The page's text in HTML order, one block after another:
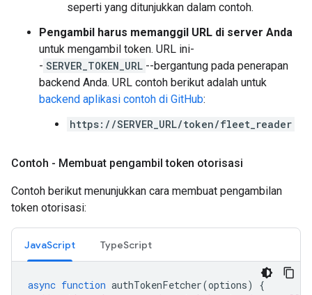
seperti yang ditunjukkan dalam contoh.
Pengambil harus memanggil URL di server Anda
untuk mengambil token. URL ini-
- SERVER_TOKEN_URL --bergantung pada penerapan
backend Anda. URL contoh berikut adalah untuk
backend aplikasi contoh di GitHub:
https://SERVER_URL/token/fleet_reader
Contoh - Membuat pengambil token otorisasi
Contoh berikut menunjukkan cara membuat pengambilan
token otorisasi:
JavaScript TypeScript
async function authTokenFetcher(options)
{